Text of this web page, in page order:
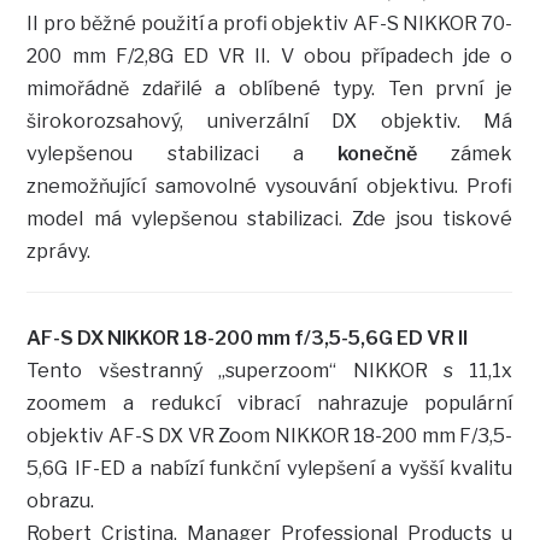
II pro běžné použití a profi objektiv AF-S NIKKOR 70-
200 mm F/2,8G ED VR II. V obou případech jde o
mimořádně zdařilé a oblíbené typy. Ten první je
širokorozsahový, univerzální DX objektiv. Má
vylepšenou stabilizaci a
konečně zámek
znemožňující samovolné vysouvání objektivu. Profi
model má vylepšenou stabilizaci. Zde jsou tiskové
zprávy.
AF-S DX NIKKOR 18-200 mm f/3,5-5,6G ED VR II
Tento všestranný „superzoom“ NIKKOR s 11,1x
zoomem a redukcí vibrací nahrazuje populární
objektiv AF-S DX VR Zoom NIKKOR 18-200 mm F/3,5-
5,6G IF-ED a nabízí funkční vylepšení a vyšší kvalitu
obrazu.
Robert Cristina, Manager Professional Products u